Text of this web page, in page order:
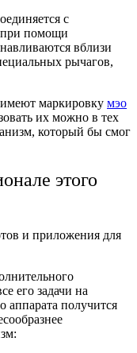
с
при помощи
вблизи
рычагов,
маркировку мэо
их можно в тех
который бы смог
этого
его задачи на
аппарата получится